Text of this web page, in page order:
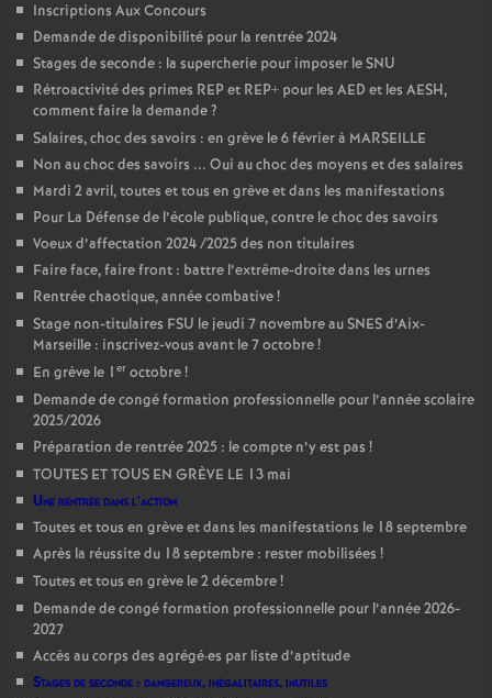
Inscriptions Aux Concours
Demande de disponibilité pour la rentrée 2024
Stages de seconde : la supercherie pour imposer le SNU
Rétroactivité des primes REP et REP+ pour les AED et les AESH,
comment faire la demande?
Salaires, choc des savoirs : en grève le 6 février à MARSEILLE
Non au choc des savoirs ... Oui au choc des moyens et des salaires
Mardi 2 avril, toutes et tous en grève et dans les manifestations
Pour La Défense de l’école publique, contre le choc des savoirs
Voeux d’affectation 2024 /2025 des non titulaires
Faire face, faire front : battre l’extrême-droite dans les urnes
Rentrée chaotique, année combative!
Stage non-titulaires FSU le jeudi 7 novembre au SNES d’Aix-
Marseille : inscrivez-vous avant le 7 octobre!
En grève le 1 er octobre!
Demande de congé formation professionnelle pour l’année scolaire
2025/2026
Préparation de rentrée 2025 : le compte n’y est pas !
TOUTES ET TOUS EN GRÈVE LE 13 mai
Une rentrée dans l’action
Toutes et tous en grève et dans les manifestations le 18 septembre
Après la réussite du 18 septembre : rester mobilisées !
Toutes et tous en grève le 2 décembre!
Demande de congé formation professionnelle pour l’année 2026-
2027
Accès au corps des agrégé·es par liste d’aptitude
Stages de seconde : dangereux, inégalitaires, inutiles